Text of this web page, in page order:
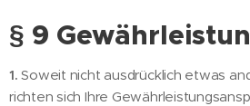
§ 9
1. Soweit nicht ausdrücklich etwas
richten sich Ihre